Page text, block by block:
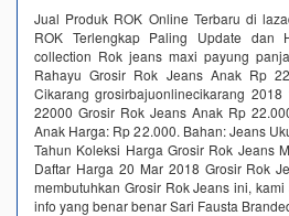
Jual Produk ROK Online Terbaru di
ROK Terlengkap Paling Update dan
collection Rok jeans maxi payung
Rahayu Grosir Rok Jeans Anak Rp
Cikarang grosirbajuonlinecikarang
22000 Grosir Rok Jeans Anak Rp
Anak Harga: Rp 22.000. Bahan: Jeans
Tahun Koleksi Harga Grosir Rok Jeans
Daftar Harga 20 Mar 2018 Grosir Rok
membutuhkan Grosir Rok Jeans ini,
info yang benar benar Sari Fausta